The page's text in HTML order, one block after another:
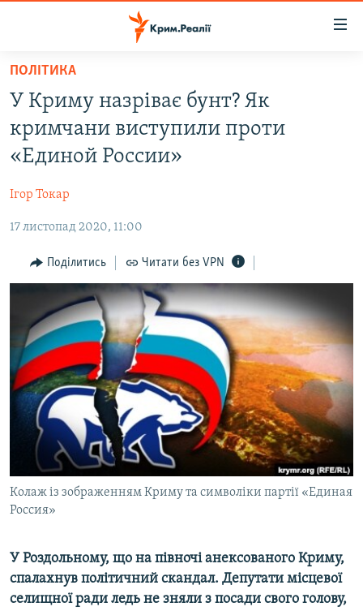
Перейти
основного
матеріалу
Перейти
до
основної
навігації
Перейти
пошуку
ВОДА.КРИМ
ВІДЕО ТА ФОТО
БЛОГИ
ПОГЛЯД
ІНТЕРВ'Ю
ВСЕ ЗА ДЕНЬ
СПЕЦПРОЕКТИ
ДЕПОРТАЦІЯ
ВІДЕОУРОКИ «ELIFBE»
СВІДЧЕННЯ ОКУПАЦІЇ
УКРАЇНСЬКА ПРОБЛЕМА КРИМУ
ІНФОГРАФІКА
ЯК ОБІЙТИ БЛОКУВАННЯ
Русский
Qırımtatar
ДОЛУЧАЙСЯ!
ПОЛІТИКА
У Криму назріває бунт? Як
кримчани виступили проти
«Единой России»
Ігор Токар
17 листопад 2020, 11:00
Поділитись Читати без VPN
Колаж із зображенням Криму та символіки партії «Единая
Россия»
У Роздольному, що на півночі анексованого Криму,
спалахнув політичний скандал. Депутати місцевої
селищної ради ледь не зняли з посади свого голову,